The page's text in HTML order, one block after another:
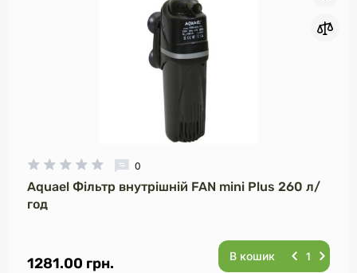
0
Aquael Фільтр внутрішній FAN mini Plus 260 л/
год
1281.00 грн. В кошик